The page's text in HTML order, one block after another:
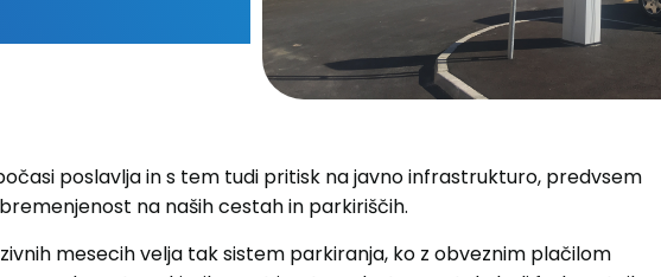
poslavlja in s tem tudi pritisk na javno infrastrukturo, predvsem
na naših cestah in parkiriščih.
mesecih velja tak sistem parkiranja, ko z obveznim plačilom